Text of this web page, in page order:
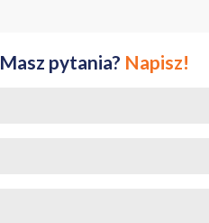
Masz pytania? Napisz!